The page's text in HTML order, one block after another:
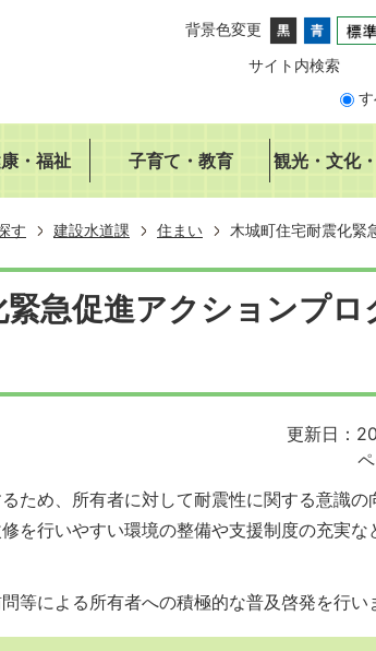
背景色変更
サイト内検索
・福祉 子育て・教育 観光・文化
す 建設水道課 住まい 木城町住宅耐震化緊
急促進アクションプロ
更新日：
ため、所有者に対して耐震性に関する意識の
を行いやすい環境の整備や支援制度の充実な
等による所有者への積極的な普及啓発を行い